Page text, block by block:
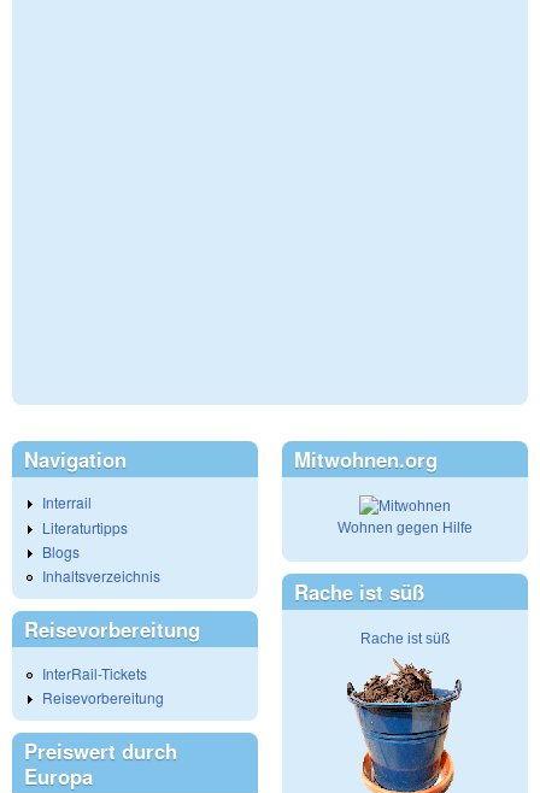
Navigation
Interrail
Literaturtipps
Blogs
Inhaltsverzeichnis
Reisevorbereitung
InterRail-Tickets
Reisevorbereitung
Preiswert durch
Europa
Mitwohnen.org
Wohnen gegen Hilfe
Rache ist süß
Rache ist süß